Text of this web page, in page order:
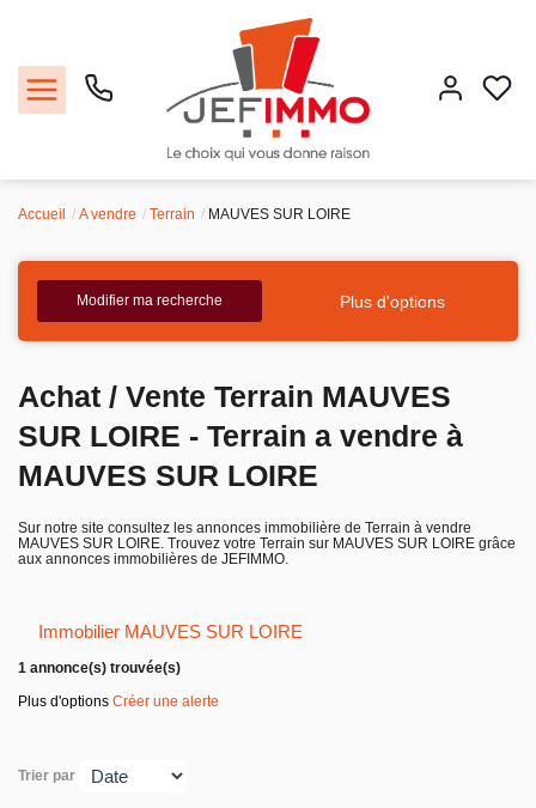
Louer
Faire gérer
Estimer
Entreprise
Nos agences
Accueil A vendre Terrain MAUVES SUR LOIRE
Modifier ma recherche Plus d'options
Achat / Vente Terrain MAUVES
SUR LOIRE - Terrain a vendre à
MAUVES SUR LOIRE
Sur notre site consultez les annonces immobilière de Terrain à vendre
MAUVES SUR LOIRE. Trouvez votre Terrain sur MAUVES SUR LOIRE grâce
aux annonces immobilières de JEFIMMO.
Immobilier MAUVES SUR LOIRE
1 annonce(s) trouvée(s)
Plus d'options Créer une alerte
Trier par